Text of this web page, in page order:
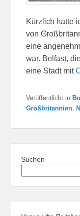
Kürzlich hatte
von
eine
war. Belfast,
eine Stadt mit
Veröffentlicht in
Großbritannien,
Suchen